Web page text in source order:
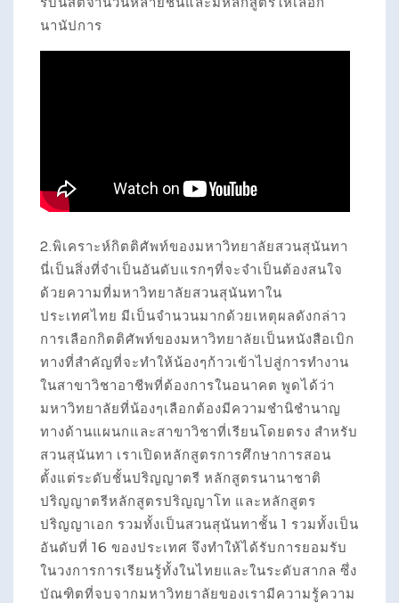
นานัปการ
2.พิเคราะห์กิตติศัพท์ของมหาวิทยาลัยสวนสุนันทา
นี่เป็นสิ่งที่จำเป็นอันดับแรกๆที่จะจำเป็นต้องสนใจ
ด้วยความที่มหาวิทยาลัยสวนสุนันทาใน
ประเทศไทย มีเป็นจำนวนมากด้วยเหตุผลดังกล่าว
การเลือกกิตติศัพท์ของมหาวิทยาลัยเป็นหนังสือเบิก
ทางที่สำคัญที่จะทำให้น้องๆก้าวเข้าไปสู่การทำงาน
ในสาขาวิชาอาชีพที่ต้องการในอนาคต พูดได้ว่า
มหาวิทยาลัยที่น้องๆเลือกต้องมีความชำนิชำนาญ
ทางด้านแผนกและสาขาวิชาที่เรียนโดยตรง สำหรับ
สวนสุนันทา เราเปิดหลักสูตรการศึกษาการสอน
ตั้งแต่ระดับชั้นปริญญาตรี หลักสูตรนานาชาติ
ปริญญาตรีหลักสูตรปริญญาโท และหลักสูตร
ปริญญาเอก รวมทั้งเป็นสวนสุนันทาชั้น 1 รวมทั้งเป็น
อันดับที่ 16 ของประเทศ จึงทำให้ได้รับการยอมรับ
ในวงการการเรียนรู้ทั้งในไทยและในระดับสากล ซึ่ง
บัณฑิตที่จบจากมหาวิทยาลัยของเรามีความรู้ความ